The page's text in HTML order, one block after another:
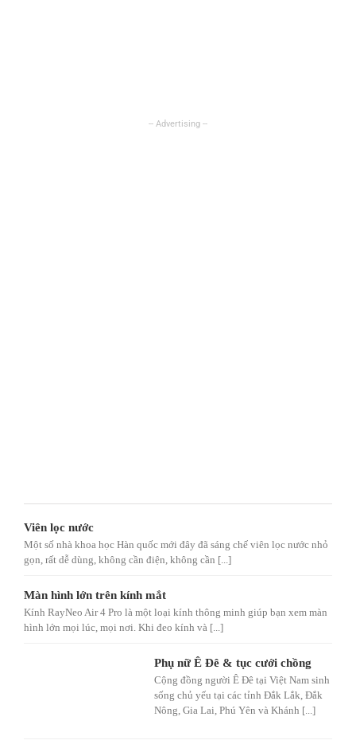
Viên lọc nước
Một số nhà khoa học Hàn quốc mới đây đã sáng chế viên lọc nước nhỏ
gọn, rất dễ dùng, không cần điện, không cần [...]
Màn hình lớn trên kính mắt
Kính RayNeo Air 4 Pro là một loại kính thông minh giúp bạn xem màn
hình lớn mọi lúc, mọi nơi. Khi đeo kính và [...]
Phụ nữ Ê Đê & tục cưới chồng
Cộng đồng người Ê Đê tại Việt Nam sinh
sống chủ yếu tại các tỉnh Đắk Lắk, Đắk
Nông, Gia Lai, Phú Yên và Khánh [...]